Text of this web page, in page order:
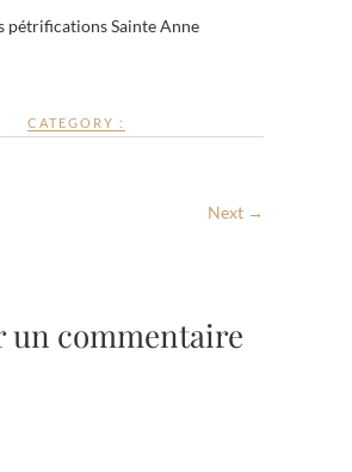
pétrifications Sainte Anne
CATEGORY :
Next →
un commentaire